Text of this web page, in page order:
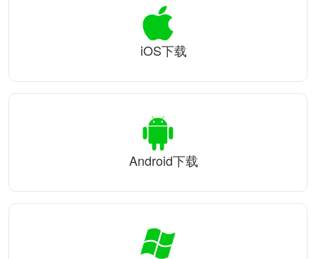
iOS下载
Android下载